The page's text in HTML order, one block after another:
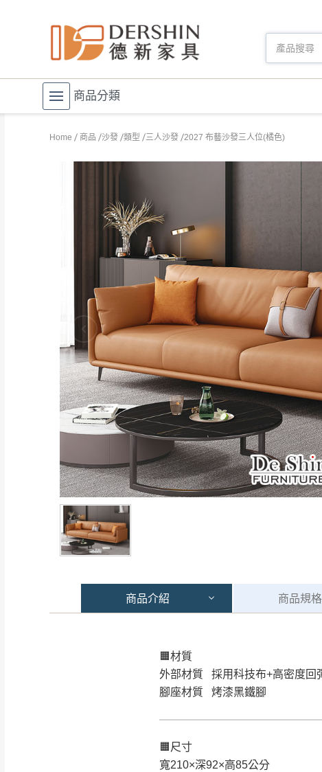
商品分類
Home 商品 沙發 類型 三人沙發 2027 布藝沙發三人位(橘色)
商品介紹 商品規格
🟧材質
外部材質 採用科技布+高密度回
腳座材質 烤漆黑鐵腳
🟧尺寸
寬210×深92×高85公分
運送地區
由於品項繁多，網
認商品是否有「現
（線上客服 LINE →
(0)筆